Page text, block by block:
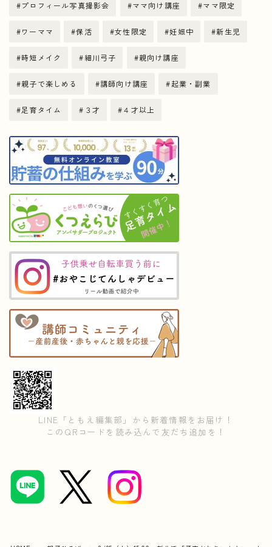
プロフィール写真撮影会 ママ向け講座 ママ限定
ワーママ 保活 女性限定 妊娠中 新生児
時短メイク 細川弓子 親向け講座
親子で楽しめる 講師向け講座 起業・副業
足育タイム ３才 ４才以上
LINE「ともえ編集部」から新着情報をお届け！
このQRコードを読み込んで友だち追加を！